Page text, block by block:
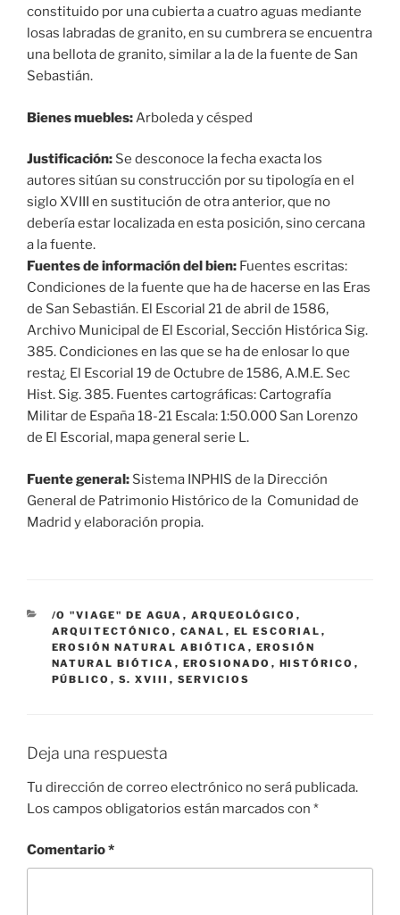
constituido por una cubierta a cuatro aguas mediante
losas labradas de granito, en su cumbrera se encuentra
una bellota de granito, similar a la de la fuente de San
Sebastián.
Bienes muebles:Arboleda y césped
Justificación: Se desconoce la fecha exacta los
autores sitúan su construcción por su tipología en el
siglo XVIII en sustitución de otra anterior, que no
debería estar localizada en esta posición, sino cercana
a la fuente.
Fuentes de información del bien: Fuentes escritas:
Condiciones de la fuente que ha de hacerse en las Eras
de San Sebastián. El Escorial 21 de abril de 1586,
Archivo Municipal de El Escorial, Sección Histórica Sig.
385. Condiciones en las que se ha de enlosar lo que
resta¿ El Escorial 19 de Octubre de 1586, A.M.E. Sec
Hist. Sig. 385. Fuentes cartográficas: Cartografía
Militar de España 18-21 Escala: 1:50.000 San Lorenzo
de El Escorial, mapa general serie L.
Fuente general: Sistema INPHIS de la Dirección
General de Patrimonio Histórico de la Comunidad de
Madrid y elaboración propia.
CATEGORÍAS
/O "VIAGE" DE AGUA , ARQUEOLÓGICO ,
ARQUITECTÓNICO , CANAL , EL ESCORIAL ,
EROSIÓN NATURAL ABIÓTICA , EROSIÓN
NATURAL BIÓTICA , EROSIONADO , HISTÓRICO ,
PÚBLICO , S. XVIII , SERVICIOS
Deja una respuesta
Tu dirección de correo electrónico no será publicada.
Los campos obligatorios están marcados con *
Comentario*